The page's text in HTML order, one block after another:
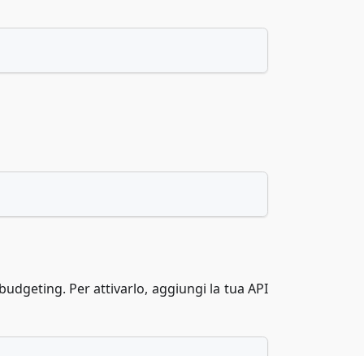
Per attivarlo, aggiungi la tua API